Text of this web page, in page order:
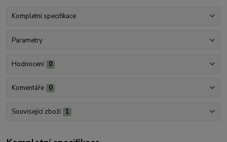
Kompletní specifikace
Parametry
Hodnocení 0
Komentáře 0
Související zboží 1